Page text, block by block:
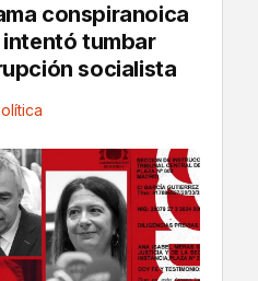
conspiranoica
tumbar
socialista